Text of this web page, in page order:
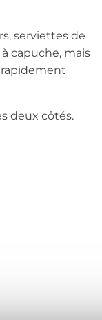
serviettes de
capuche, mais
deux côtés.